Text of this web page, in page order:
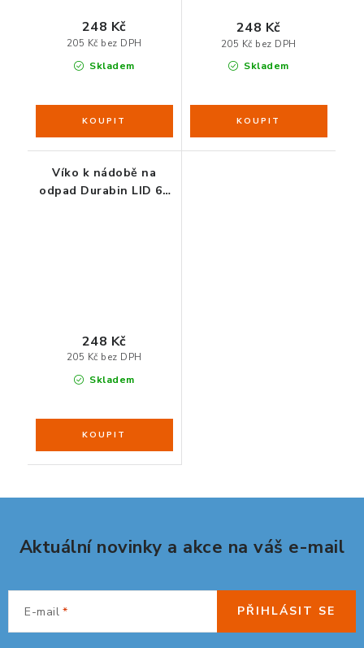
Skladem
205 Kč bez DPH
248 Kč
Skladem
205 Kč bez DPH
248 Kč
Víko k nádobě na
odpad Durabin LID 60
Skladem
205 Kč bez DPH
248 Kč
Aktuální novinky a akce na váš e-mail
E-mail PŘIHLÁSIT SE